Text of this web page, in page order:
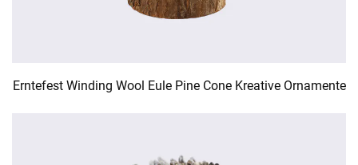
Erntefest Winding Wool Eule Pine Cone Kreative Ornamente